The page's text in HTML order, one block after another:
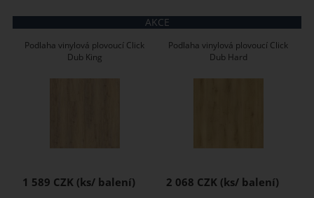
AKCE
Podlaha vinylová plovoucí Click
Dub King
1 589 CZK
Podlaha vinylová plovoucí Click
Dub Hard
2 068 CZK